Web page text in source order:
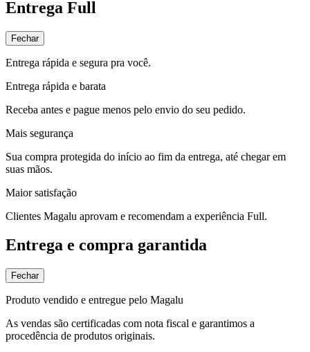
Entrega Full
Fechar
Entrega rápida e segura pra você.
Entrega rápida e barata
Receba antes e pague menos pelo envio do seu pedido.
Mais segurança
Sua compra protegida do início ao fim da entrega, até chegar em
suas mãos.
Maior satisfação
Clientes Magalu aprovam e recomendam a experiência Full.
Entrega e compra garantida
Fechar
Produto vendido e entregue pelo Magalu
As vendas são certificadas com nota fiscal e garantimos a
procedência de produtos originais.